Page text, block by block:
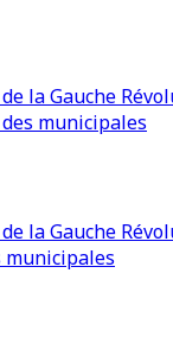
la Gauche
municipales
la Gauche
municipales